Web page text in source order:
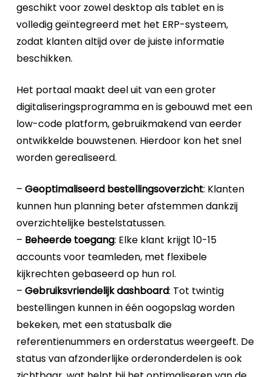
geschikt voor zowel desktop als tablet en is
volledig geïntegreerd met het ERP-systeem,
zodat klanten altijd over de juiste informatie
beschikken.
Het portaal maakt deel uit van een groter
digitaliseringsprogramma en is gebouwd met een
low-code platform, gebruikmakend van eerder
ontwikkelde bouwstenen. Hierdoor kon het snel
worden gerealiseerd.
–Geoptimaliseerd bestellingsoverzicht: Klanten
kunnen hun planning beter afstemmen dankzij
overzichtelijke bestelstatussen.
– Beheerde toegang: Elke klant krijgt 10-15
accounts voor teamleden, met flexibele
kijkrechten gebaseerd op hun rol.
–Gebruiksvriendelijk dashboard: Tot twintig
bestellingen kunnen in één oogopslag worden
bekeken, met een statusbalk die
referentienummers en orderstatus weergeeft. De
status van afzonderlijke orderonderdelen is ook